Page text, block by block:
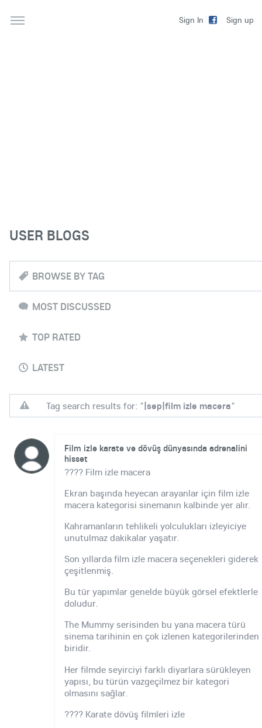
Sign In Sign up
USER BLOGS
BROWSE BY TAG
MOST DISCUSSED
TOP RATED
LATEST
Tag search results for: "|sep|film izle macera"
Film izle karate ve dövüş dünyasında adrenalini
hisset
???? Film izle macera
Ekran başında heyecan arayanlar için film izle
macera kategorisi sinemanın kalbinde yer alır.
Kahramanların tehlikeli yolculukları izleyiciye
unutulmaz dakikalar yaşatır.
Son yıllarda film izle macera seçenekleri giderek
çeşitlenmiş.
Bu tür yapımlar genelde büyük görsel efektlerle
doludur.
The Mummy serisinden bu yana macera türü
sinema tarihinin en çok izlenen kategorilerinden
biridir.
Her filmde seyirciyi farklı diyarlara sürükleyen
yapısı, bu türün vazgeçilmez bir kategori
olmasını sağlar.
???? Karate dövüş filmleri izle